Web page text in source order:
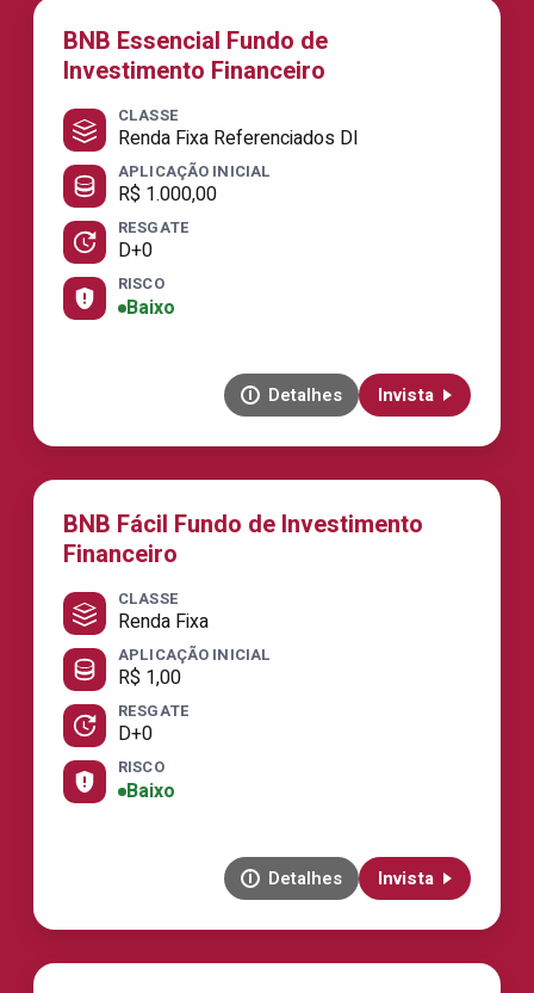
BNB Essencial Fundo de
Investimento Financeiro
CLASSE
Renda Fixa Referenciados DI
APLICAÇÃO INICIAL
R$ 1.000,00
RESGATE
D+0
RISCO
Baixo
Detalhes Invista
BNB Fácil Fundo de Investimento
Financeiro
CLASSE
Renda Fixa
APLICAÇÃO INICIAL
R$ 1,00
RESGATE
D+0
RISCO
Baixo
Detalhes Invista